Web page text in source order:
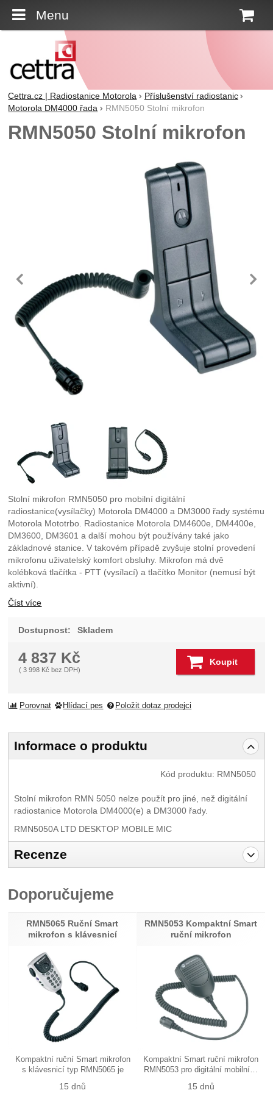
Menu
Cettra.cz | Radiostanice Motorola
Příslušenství radiostanic
Motorola DM4000 řada
RMN5050 Stolní mikrofon
RMN5050 Stolní mikrofon
předchozí
Fotografie
Stolní mikrofon RMN5050 pro mobilní digitální
radiostanice(vysílačky) Motorola DM4000 a DM3000 řady systému
Motorola Mototrbo. Radiostanice Motorola DM4600e, DM4400e,
DM3600, DM3601 a další mohou být používány také jako
základnové stanice. V takovém případě zvyšuje stolní provedení
mikrofonu uživatelský komfort obsluhy. Mikrofon má dvě
kolébková tlačítka - PTT (vysílací) a tlačítko Monitor (nemusí být
aktivní).
Číst více
Dostupnost: Skladem
4 837 Kč
(3 998 Kč bez DPH)
Koupit
Porovnat Hlídací pes Položit dotaz prodejci
Informace o produktu
Kód produktu: RMN5050
Stolní mikrofon RMN 5050 nelze použít pro jiné, než digitální
radiostanice Motorola DM4000(e) a DM3000 řady.
RMN5050A LTD DESKTOP MOBILE MIC
Recenze
Recenze
Nebyla přidána žádná recenze.
Doporučujeme
RMN5065 Ruční Smart
mikrofon s klávesnicí
Kompaktní ruční Smart mikrofon
s klávesnicí typ RMN5065 je
15 dnů
RMN5053 Kompaktní Smart
ruční mikrofon
Kompaktní Smart ruční mikrofon
RMN5053 pro digitální mobilní…
15 dnů